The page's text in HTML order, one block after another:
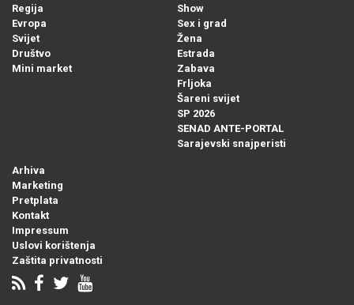
Regija
Evropa
Svijet
Društvo
Mini market
Show
Sex i grad
Žena
Estrada
Zabava
Frljoka
Šareni svijet
SP 2026
SENAD ANTE-PORTAL
Sarajevski snajperisti
Arhiva
Marketing
Pretplata
Kontakt
Impressum
Uslovi korištenja
Zaštita privatnosti